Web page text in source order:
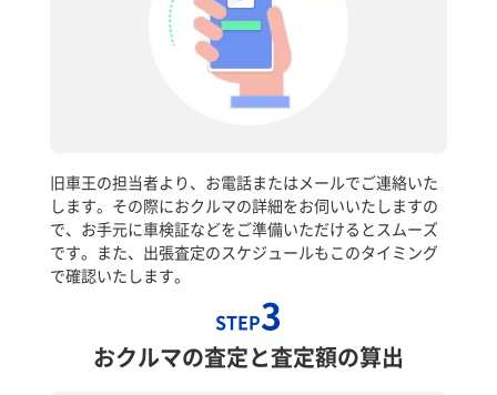
旧車王の担当者より、お電話またはメールでご連絡いた
します。その際におクルマの詳細をお伺いいたしますの
で、お手元に車検証などをご準備いただけるとスムーズ
です。また、出張査定のスケジュールもこのタイミング
で確認いたします。
STEP3
おクルマの査定と査定額の算出